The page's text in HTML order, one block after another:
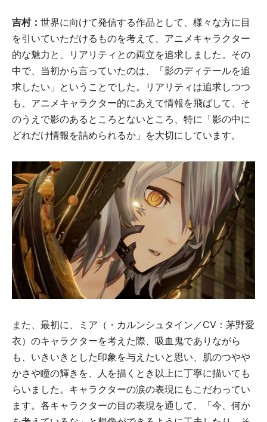
吉村： 世界に向けて発信する作品として、様々な方に目
を引いていただけるものを考えて、アニメキャラクター
的な魅力と、リアリティとの両立を追求しました。その
中で、当初から言っていたのは、「影のディテールを追
求したい」ということでした。リアリティは追求しつつ
も、アニメキャラクター的にあえて情報を飛ばして、そ
のうえで影のあるところとないところ、特に「影の中に
どれだけ情報を詰められるか」を大切にしています。
また、最初に、ミア（・カルンシュタイン／CV：茅野愛
衣）のキャラクターを考えた際、吸血鬼でありながら
も、いきいきとした印象を与えたいと思い、肌のつやや
かさや瞳の輝きを、人を描くとき以上に丁寧に描いても
らいました。キャラクターの涙の表現にもこだわってい
ます。各キャラクターの目の表現を通して、「今、何か